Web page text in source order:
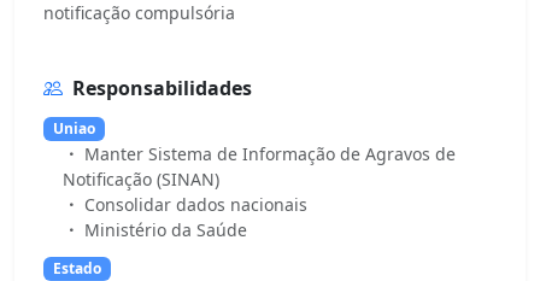
Responsabilidades
Uniao
Manter Sistema de Informação de Agravos de
Notificação (SINAN)
Consolidar dados nacionais
Ministério da Saúde
Estado